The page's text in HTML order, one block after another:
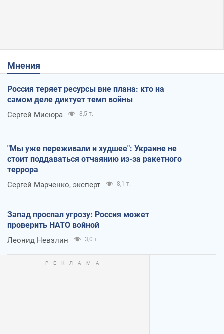
Мнения
Россия теряет ресурсы вне плана: кто на
самом деле диктует темп войны
Сергей Мисюра 8,5 т.
"Мы уже переживали и худшее": Украине не
стоит поддаваться отчаянию из-за ракетного
террора
Сергей Марченко, эксперт 8,1 т.
Запад проспал угрозу: Россия может
проверить НАТО войной
Леонид Невзлин 3,0 т.